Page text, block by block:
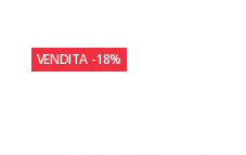
VENDITA -18%